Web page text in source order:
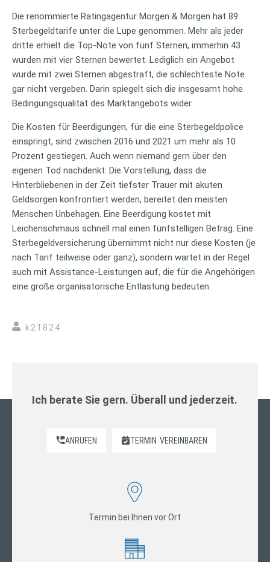
Die renommierte Ratingagentur Morgen & Morgen hat 89
Sterbegeldtarife unter die Lupe genommen. Mehr als jeder
dritte erhielt die Top-Note von fünf Sternen, immerhin 43
wurden mit vier Sternen bewertet. Lediglich ein Angebot
wurde mit zwei Sternen abgestraft, die schlechteste Note
gar nicht vergeben. Darin spiegelt sich die insgesamt hohe
Bedingungsqualität des Marktangebots wider.
Die Kosten für Beerdigungen, für die eine Sterbegeldpolice
einspringt, sind zwischen 2016 und 2021 um mehr als 10
Prozent gestiegen. Auch wenn niemand gern über den
eigenen Tod nachdenkt: Die Vorstellung, dass die
Hinterbliebenen in der Zeit tiefster Trauer mit akuten
Geldsorgen konfrontiert werden, bereitet den meisten
Menschen Unbehagen. Eine Beerdigung kostet mit
Leichenschmaus schnell mal einen fünfstelligen Betrag. Eine
Sterbegeldversicherung übernimmt nicht nur diese Kosten (je
nach Tarif teilweise oder ganz), sondern wartet in der Regel
auch mit Assistance-Leistungen auf, die für die Angehörigen
eine große organisatorische Entlastung bedeuten.
k21824
Ich berate Sie gern. Überall und jederzeit.
ANRUFEN TERMIN VEREINBAREN
Termin bei Ihnen vor Ort